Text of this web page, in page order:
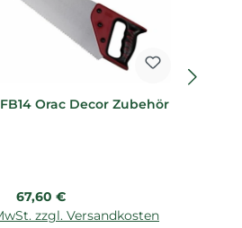
Orac Decor Zubehör
Regulärer Preis:
67,60 €
zzgl. Versandkosten